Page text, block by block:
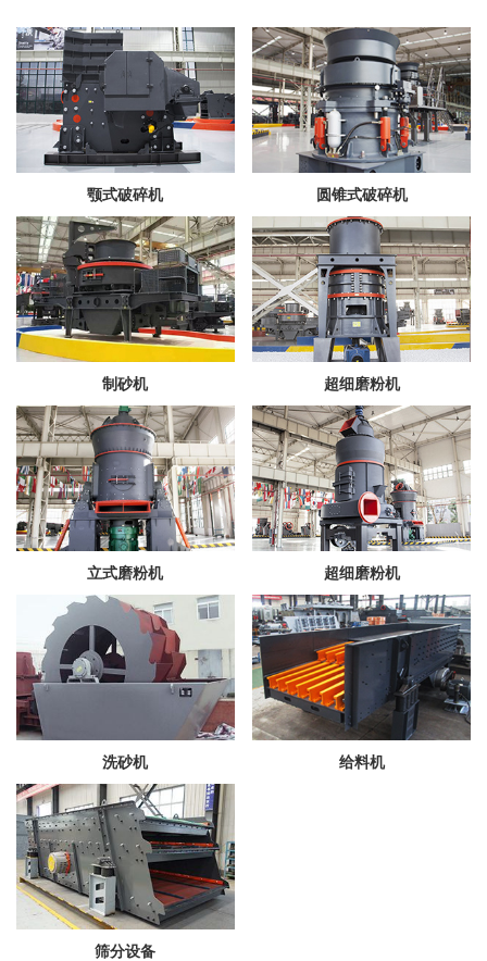
颚式破碎机 圆锥式破碎机
制砂机 超细磨粉机
立式磨粉机 超细磨粉机
洗砂机 给料机
筛分设备